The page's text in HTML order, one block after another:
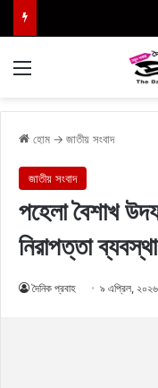
হোম → জাতীয় সংবাদ
জাতীয় সংবাদ
পহেলা বৈশাখ
নিরাপত্তা ব্যবস্থা
দৈনিক প্রবাহ ৯ এপ্রিল, ২০২৬